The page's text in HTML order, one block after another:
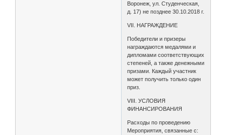
Воронеж, ул. Студенческая,
д. 17) не позднее 30.10.2018 г.
VII. НАГРАЖДЕНИЕ
Победители и призеры
награждаются медалями и
дипломами соответствующих
степеней, а также денежными
призами. Каждый участник
может получить только один
приз.
VIII. УСЛОВИЯ
ФИНАНСИРОВАНИЯ
Расходы по проведению
Мероприятия, связанные с: